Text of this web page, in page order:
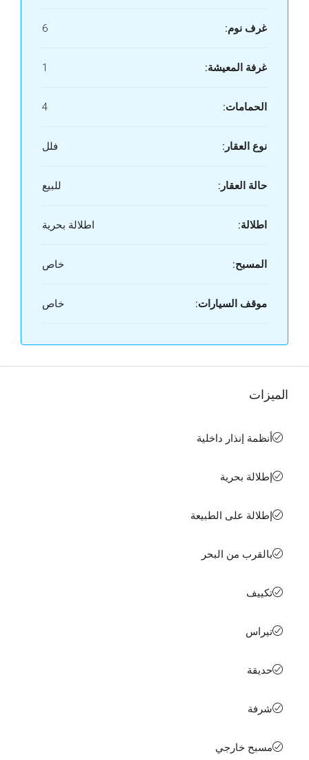
غرف نوم: 6
غرفة المعيشة: 1
الحمامات: 4
نوع العقار: فلل
حالة العقار: للبيع
اطلالة: اطلالة بحرية
المسبح: خاص
موقف السيارات: خاص
الميزات
أنظمة إنذار داخلية
إطلالة بحرية
إطلالة على الطبيعة
بالقرب من البحر
تكييف
تيراس
حديقة
شرفة
مسبح خارجي